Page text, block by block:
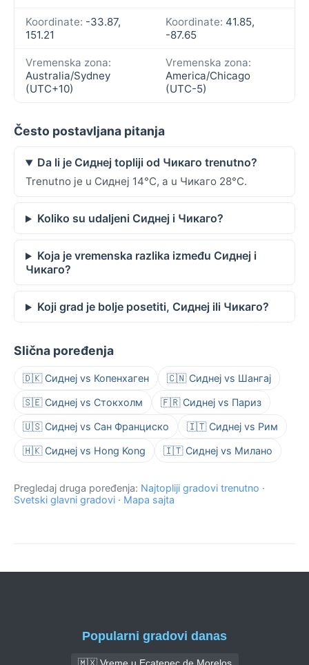
Koordinate: -33.87,
151.21
Koordinate: 41.85,
-87.65
Vremenska zona:
Australia/Sydney
(UTC+10)
Vremenska zona:
America/Chicago
(UTC-5)
Često postavljana pitanja
Da li je Сиднеј topliji od Чикаго trenutno?
Trenutno je u Сиднеј 14°C, a u Чикаго 28°C.
Koliko su udaljeni Сиднеј i Чикаго?
Koja je vremenska razlika između Сиднеј i
Чикаго?
Koji grad je bolje posetiti, Сиднеј ili Чикаго?
Slična poređenja
🇩🇰 Сиднеј vs Копенхаген 🇨🇳 Сиднеј vs Шангај
🇸🇪 Сиднеј vs Стокхолм 🇫🇷 Сиднеј vs Париз
🇺🇸 Сиднеј vs Сан Франциско 🇮🇹 Сиднеј vs Рим
🇭🇰 Сиднеј vs Hong Kong 🇮🇹 Сиднеј vs Милано
Pregledaj druga poređenja: Najtopliji gradovi trenutno ·
Svetski glavni gradovi · Mapa sajta
Popularni gradovi danas
🇲🇽 Vreme u Ecatepec de Morelos